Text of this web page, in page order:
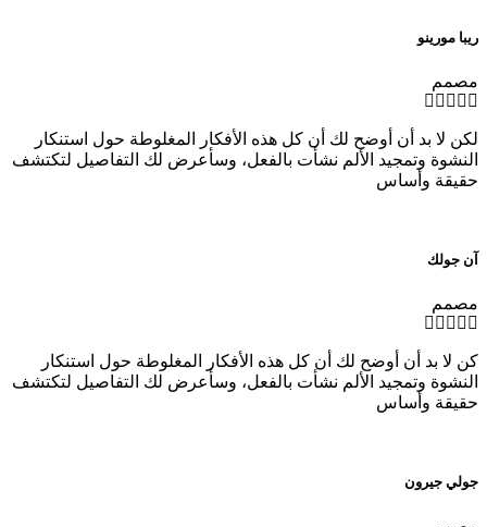
ريبا مورينو
مصمم
لكن لا بد أن أوضح لك أن كل هذه الأفكار المغلوطة حول استنكار
النشوة وتمجيد الألم نشأت بالفعل، وسأعرض لك التفاصيل لتكتشف
حقيقة وأساس
آن جولك
مصمم
كن لا بد أن أوضح لك أن كل هذه الأفكار المغلوطة حول استنكار
النشوة وتمجيد الألم نشأت بالفعل، وسأعرض لك التفاصيل لتكتشف
حقيقة وأساس
جولي جيرون